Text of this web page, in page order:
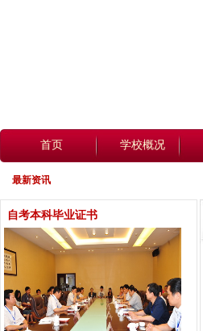
首页 学校概况
最新资讯
自考本科毕业证书